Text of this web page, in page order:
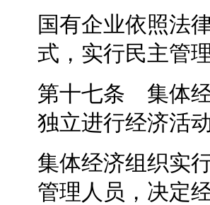
国有企业依照法
式，实行民主管
第十七条 集体
独立进行经济活
集体经济组织实
管理人员，决定